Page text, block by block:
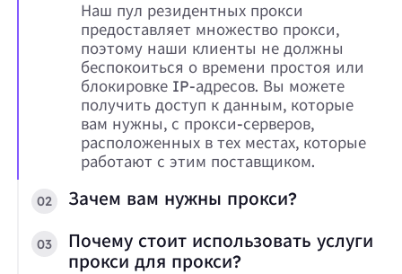
Наш пул резидентных прокси
предоставляет множество прокси,
поэтому наши клиенты не должны
беспокоиться о времени простоя или
блокировке IP-адресов. Вы можете
получить доступ к данным, которые
вам нужны, с прокси-серверов,
расположенных в тех местах, которые
работают с этим поставщиком.
02 Зачем вам нужны прокси?
03
Почему стоит использовать услуги
прокси для прокси?